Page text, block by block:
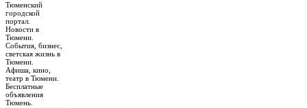
Тюменский
городской
портал.
Новости в
Тюмени.
События, бизнес,
светская жизнь в
Тюмени.
Афиша, кино,
театр в Тюмени.
Бесплатные
объявления
Тюмень.